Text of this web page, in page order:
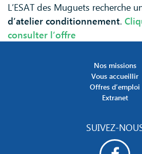
L’ESAT des Muguets recherche
d’atelier conditionnement.
consulter l’offre
Nos missions
Vous accueillir
Offres d’emploi
Extranet
SUIVEZ-